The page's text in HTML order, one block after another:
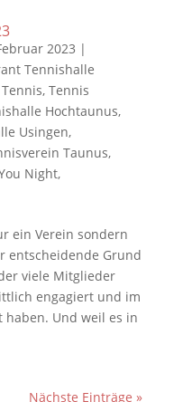
2023 |
Tennishalle
Tennis, Tennis
Hochtaunus,
Usingen,
Taunus,
Night,
ein Verein sondern
entscheidende Grund
viele Mitglieder
engagiert und im
haben. Und weil es in
Nächste Einträge »